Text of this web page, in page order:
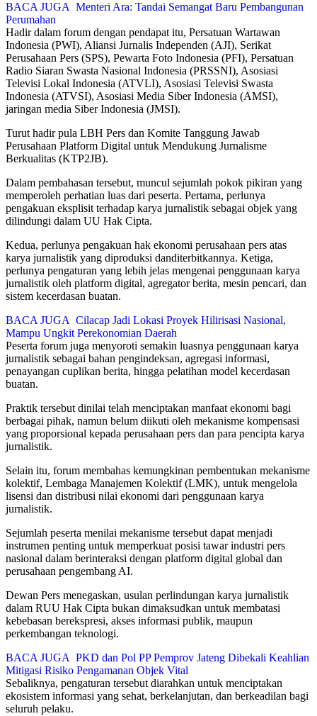
BACA JUGA Menteri Ara: Tandai Semangat Baru Pembangunan
Perumahan
Hadir dalam forum dengan pendapat itu, Persatuan Wartawan
Indonesia (PWI), Aliansi Jurnalis Independen (AJI), Serikat
Perusahaan Pers (SPS), Pewarta Foto Indonesia (PFI), Persatuan
Radio Siaran Swasta Nasional Indonesia (PRSSNI), Asosiasi
Televisi Lokal Indonesia (ATVLI), Asosiasi Televisi Swasta
Indonesia (ATVSI), Asosiasi Media Siber Indonesia (AMSI),
jaringan media Siber Indonesia (JMSI).
Turut hadir pula LBH Pers dan Komite Tanggung Jawab
Perusahaan Platform Digital untuk Mendukung Jurnalisme
Berkualitas (KTP2JB).
Dalam pembahasan tersebut, muncul sejumlah pokok pikiran yang
memperoleh perhatian luas dari peserta. Pertama, perlunya
pengakuan eksplisit terhadap karya jurnalistik sebagai objek yang
dilindungi dalam UU Hak Cipta.
Kedua, perlunya pengakuan hak ekonomi perusahaan pers atas
karya jurnalistik yang diproduksi danditerbitkannya. Ketiga,
perlunya pengaturan yang lebih jelas mengenai penggunaan karya
jurnalistik oleh platform digital, agregator berita, mesin pencari, dan
sistem kecerdasan buatan.
BACA JUGA Cilacap Jadi Lokasi Proyek Hilirisasi Nasional,
Mampu Ungkit Perekonomian Daerah
Peserta forum juga menyoroti semakin luasnya penggunaan karya
jurnalistik sebagai bahan pengindeksan, agregasi informasi,
penayangan cuplikan berita, hingga pelatihan model kecerdasan
buatan.
Praktik tersebut dinilai telah menciptakan manfaat ekonomi bagi
berbagai pihak, namun belum diikuti oleh mekanisme kompensasi
yang proporsional kepada perusahaan pers dan para pencipta karya
jurnalistik.
Selain itu, forum membahas kemungkinan pembentukan mekanisme
kolektif, Lembaga Manajemen Kolektif (LMK), untuk mengelola
lisensi dan distribusi nilai ekonomi dari penggunaan karya
jurnalistik.
Sejumlah peserta menilai mekanisme tersebut dapat menjadi
instrumen penting untuk memperkuat posisi tawar industri pers
nasional dalam berinteraksi dengan platform digital global dan
perusahaan pengembang AI.
Dewan Pers menegaskan, usulan perlindungan karya jurnalistik
dalam RUU Hak Cipta bukan dimaksudkan untuk membatasi
kebebasan berekspresi, akses informasi publik, maupun
perkembangan teknologi.
BACA JUGA PKD dan Pol PP Pemprov Jateng Dibekali Keahlian
Mitigasi Risiko Pengamanan Objek Vital
Sebaliknya, pengaturan tersebut diarahkan untuk menciptakan
ekosistem informasi yang sehat, berkelanjutan, dan berkeadilan bagi
seluruh pelaku.